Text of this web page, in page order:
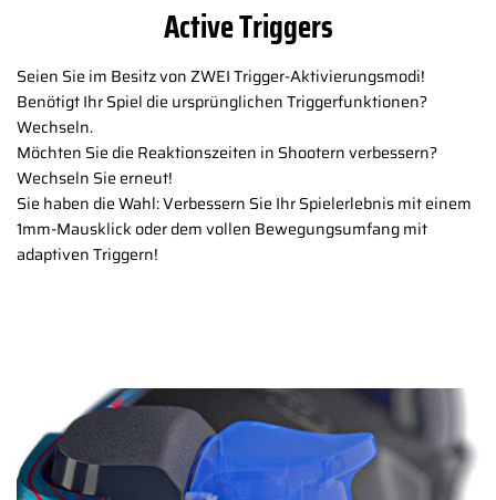
Active Triggers
Seien Sie im Besitz von ZWEI Trigger-Aktivierungsmodi!
Benötigt Ihr Spiel die ursprünglichen Triggerfunktionen?
Wechseln.
Möchten Sie die Reaktionszeiten in Shootern verbessern?
Wechseln Sie erneut!
Sie haben die Wahl: Verbessern Sie Ihr Spielerlebnis mit einem
1mm-Mausklick oder dem vollen Bewegungsumfang mit
adaptiven Triggern!